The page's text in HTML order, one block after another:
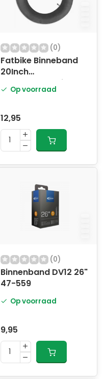
(0)
Fatbike Binneband
20Inch
Autobandventiel
Op voorraad
12,95
(0)
Binnenband DV12 26"
47-559
Op voorraad
9,95